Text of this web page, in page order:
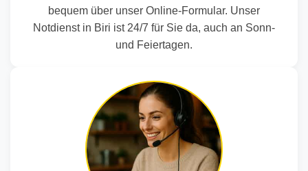
bequem über unser Online-Formular. Unser
Notdienst in Biri ist 24/7 für Sie da, auch an Sonn-
und Feiertagen.